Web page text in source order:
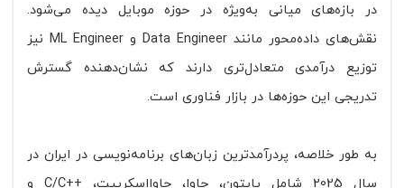
در بازه‌های میانی به‌ویژه در حوزه موبایل دیده می‌شود.
نقش‌های داده‌محور مانند Data Engineer و ML Engineer نیز
توزیع درآمدی متعادل‌تری دارند که نشان‌دهنده گسترش
تدریجی این حوزه‌ها در بازار فناوری است.
به طور خلاصه، پردرآمدترین زبان‌های برنامه‌نویسی در ایران در
سال 2025 شامل پایتون، جاوا، جاوااسکریپت، C/C++‎ و